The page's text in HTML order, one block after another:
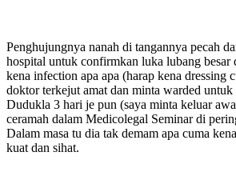
Penghujungnya nanah di tangannya pecah
hospital untuk confirmkan luka lubang besar
kena infection apa apa (harap kena dressing
doktor terkejut amat dan minta warded untuk
Dudukla 3 hari je pun (saya minta keluar
ceramah dalam Medicolegal Seminar di
Dalam masa tu dia tak demam apa cuma
kuat dan sihat.